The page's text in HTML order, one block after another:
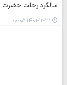
سالگرد رحلت حضرت
۱۴۰۱-۱۲-۱۲ ۰۰:۰۵